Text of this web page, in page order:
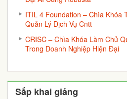
ITIL 4 Foundation – Chìa Khóa
Quản Lý Dịch Vụ Cntt
CRISC – Chìa Khóa Làm Chủ
Trong Doanh Nghiệp Hiện Đại
Sắp khai giảng